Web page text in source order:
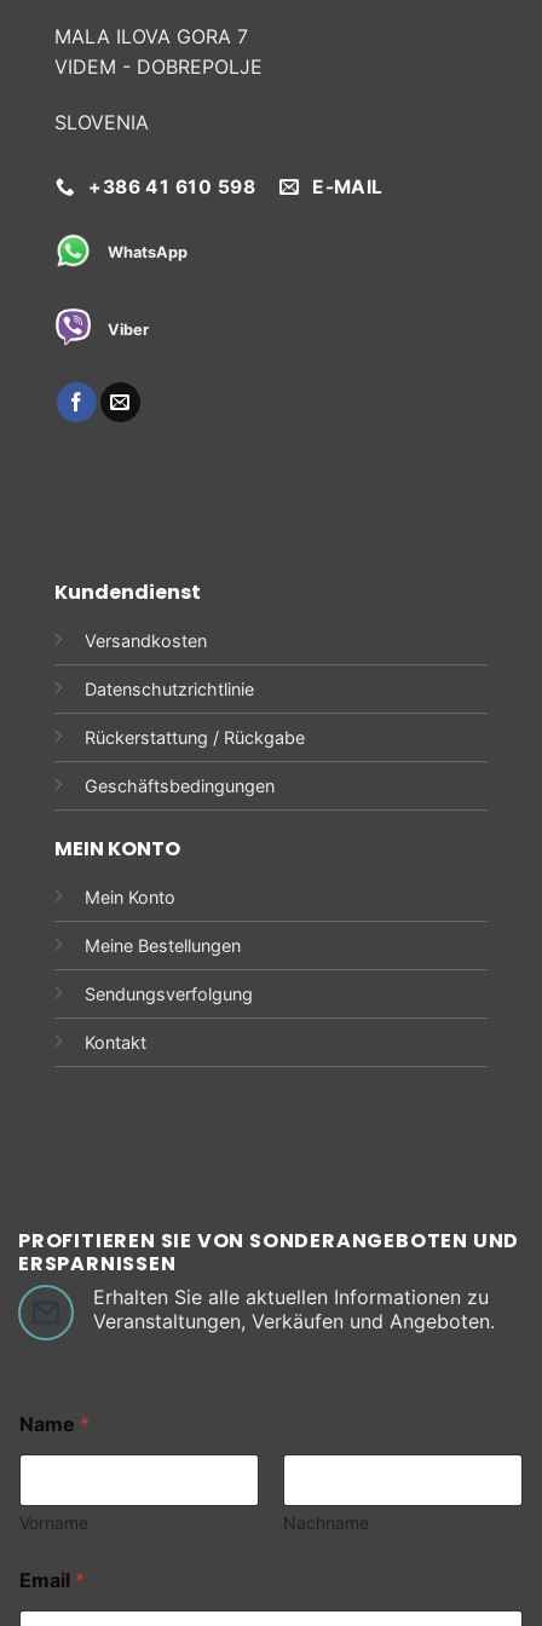
MALA ILOVA GORA 7
VIDEM - DOBREPOLJE
SLOVENIA
+386 41 610 598 E-MAIL
WhatsApp
Viber
Kundendienst
Versandkosten
Datenschutzrichtlinie
Rückerstattung / Rückgabe
Geschäftsbedingungen
MEIN KONTO
Mein Konto
Meine Bestellungen
Sendungsverfolgung
Kontakt
PROFITIEREN SIE VON SONDERANGEBOTEN UND
ERSPARNISSEN
Erhalten Sie alle aktuellen Informationen zu
Veranstaltungen, Verkäufen und Angeboten.
Name *
Vorname Nachname
Email *